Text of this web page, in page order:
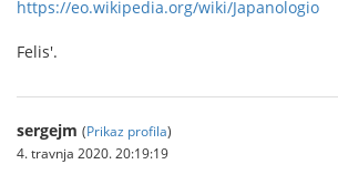
https://eo.wikipedia.org/wiki/Japanologio
Felis'.
sergejm (Prikaz profila)
4. travnja 2020. 20:19:19